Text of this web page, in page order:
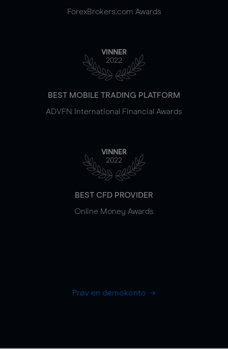
ForexBrokers.com Awards
VINNER
2022
BEST MOBILE TRADING PLATFORM
ADVFN International Financial Awards
VINNER
2022
BEST CFD PROVIDER
Online Money Awards
Prøv en demokonto